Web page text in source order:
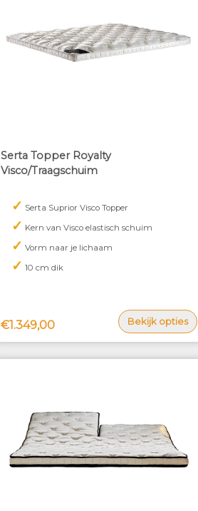
Serta Topper Royalty
Visco/Traagschuim
✓ Serta Suprior Visco Topper
✓ Kern van Visco elastisch schuim
✓ Vorm naar je lichaam
✓ 10 cm dik
€1.349,00 Bekijk opties